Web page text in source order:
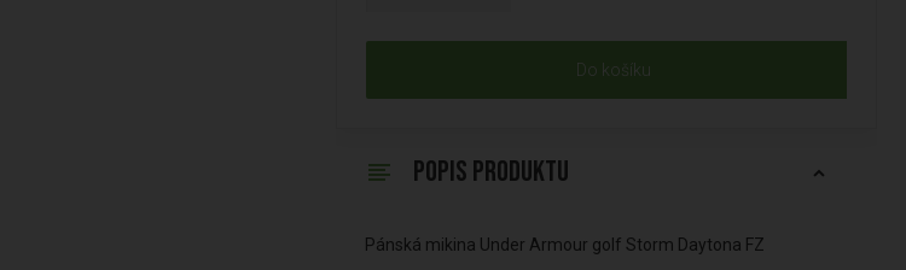
Do košíku
POPIS PRODUKTU
Pánská mikina Under Armour golf Storm Daytona FZ